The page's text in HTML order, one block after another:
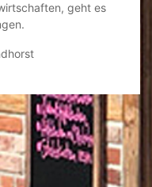
geht es